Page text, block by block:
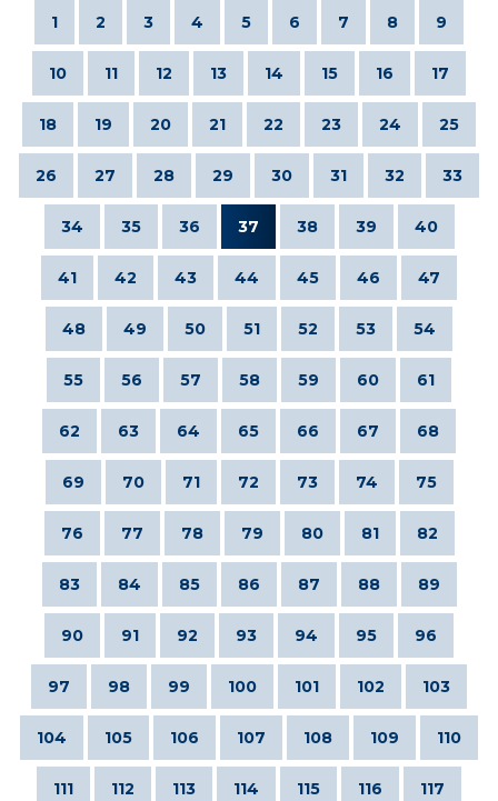
1 2 3 4 5 6 7 8 9
10 11 12 13 14 15 16 17
18 19 20 21 22 23 24 25
26 27 28 29 30 31 32 33
34 35 36 37 38 39 40
41 42 43 44 45 46 47
48 49 50 51 52 53 54
55 56 57 58 59 60 61
62 63 64 65 66 67 68
69 70 71 72 73 74 75
76 77 78 79 80 81 82
83 84 85 86 87 88 89
90 91 92 93 94 95 96
97 98 99 100 101 102 103
104 105 106 107 108 109 110
111 112 113 114 115 116 117